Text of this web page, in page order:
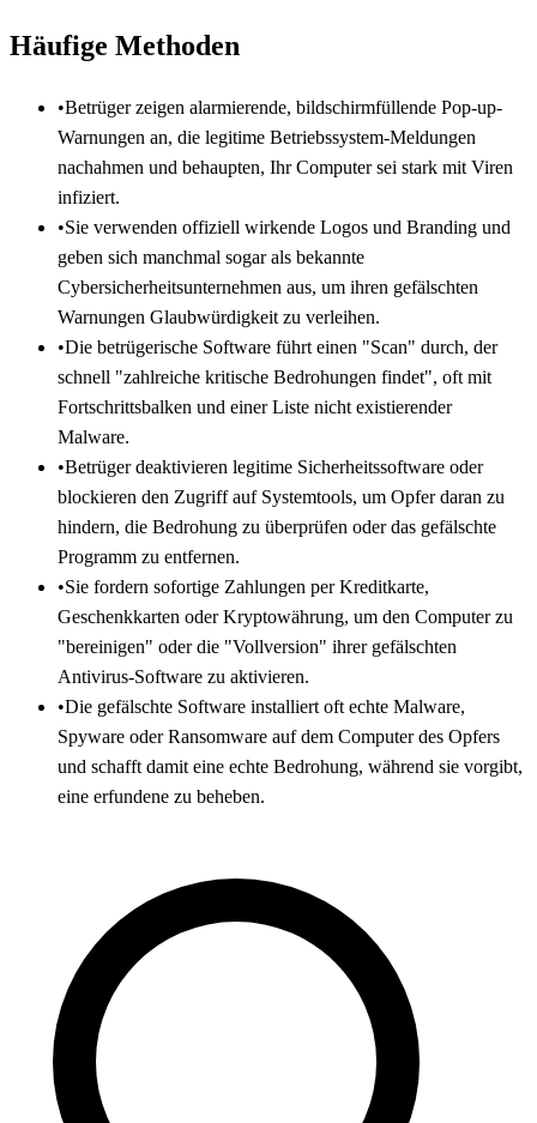
Häufige Methoden
•Betrüger zeigen alarmierende, bildschirmfüllende Pop-up-
Warnungen an, die legitime Betriebssystem-Meldungen
nachahmen und behaupten, Ihr Computer sei stark mit Viren
infiziert.
•Sie verwenden offiziell wirkende Logos und Branding und
geben sich manchmal sogar als bekannte
Cybersicherheitsunternehmen aus, um ihren gefälschten
Warnungen Glaubwürdigkeit zu verleihen.
•Die betrügerische Software führt einen "Scan" durch, der
schnell "zahlreiche kritische Bedrohungen findet", oft mit
Fortschrittsbalken und einer Liste nicht existierender
Malware.
•Betrüger deaktivieren legitime Sicherheitssoftware oder
blockieren den Zugriff auf Systemtools, um Opfer daran zu
hindern, die Bedrohung zu überprüfen oder das gefälschte
Programm zu entfernen.
•Sie fordern sofortige Zahlungen per Kreditkarte,
Geschenkkarten oder Kryptowährung, um den Computer zu
"bereinigen" oder die "Vollversion" ihrer gefälschten
Antivirus-Software zu aktivieren.
•Die gefälschte Software installiert oft echte Malware,
Spyware oder Ransomware auf dem Computer des Opfers
und schafft damit eine echte Bedrohung, während sie vorgibt,
eine erfundene zu beheben.